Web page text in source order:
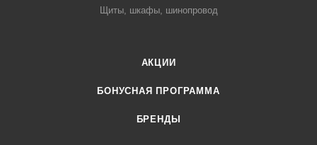
Щиты, шкафы, шинопровод
АКЦИИ
БОНУСНАЯ ПРОГРАММА
БРЕНДЫ